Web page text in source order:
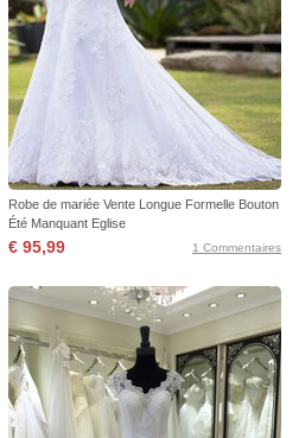
Robe de mariée Vente Longue Formelle Bouton
Été Manquant Eglise
€ 95,99 1 Commentaires